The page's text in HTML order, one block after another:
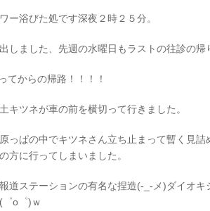
ー浴びた処です深夜２時２５分。
しました、先週の水曜日もラストの往診の帰
てからの帰路！！！！
キツネが車の前を横切って行きました。
っぱの中でキツネさん立ち止まって暫く見
方に行ってしまいました。
道ステーションの有名な捏造(-_-メ)ダイオ
o゜)ｗ